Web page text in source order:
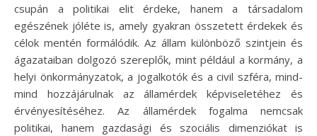
csupán a politikai elit érdeke, hanem a társadalom
egészének jóléte is, amely gyakran összetett érdekek és
célok mentén formálódik. Az állam különböző szintjein és
ágazataiban dolgozó szereplők, mint például a kormány, a
helyi önkormányzatok, a jogalkotók és a civil szféra, mind-
mind hozzájárulnak az államérdek képviseletéhez és
érvényesítéséhez. Az államérdek fogalma nemcsak
politikai, hanem gazdasági és szociális dimenziókat is